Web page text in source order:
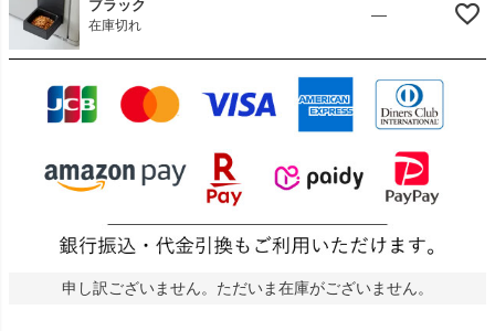
ブラック
在庫切れ
—
申し訳ございません。ただいま在庫がございません。